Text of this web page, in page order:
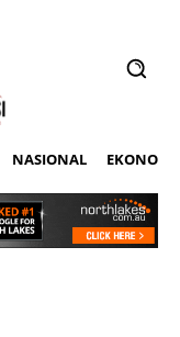
NASIONAL EKONOMI